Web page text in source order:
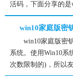
活码，下面分享的是
win10家庭版密
win10家庭版密
系统。使用Win10
次数限制的)，所以